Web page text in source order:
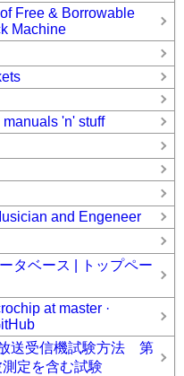
Free & Borrowable
Machine
'n' stuff
and Engeneer
タベース | トップペー
at master ·
送受信機試験方法 第
定を含む試験